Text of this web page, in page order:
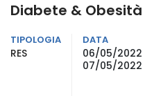
Diabete & Obesità
TIPOLOGIA
RES
DATA
06/05/2022
07/05/2022